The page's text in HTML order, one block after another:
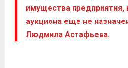
имущества предприятия,
аукциона еще не
Людмила Астафьева.